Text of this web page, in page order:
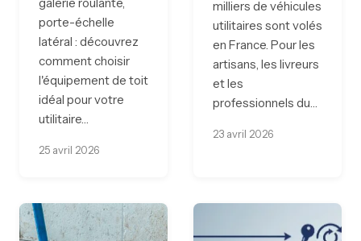
porte-échelle
latéral : découvrez
comment choisir
l'équipement de toit
idéal pour votre
utilitaire…
25 avril 2026
milliers de véhicules
utilitaires sont volés
en France. Pour les
artisans, les livreurs
et les
professionnels du…
23 avril 2026